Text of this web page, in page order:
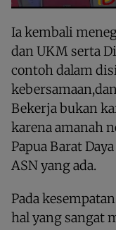
Ia kembali
dan UKM serta
contoh dalam
Bekerja bukan
karena amanah
Papua Barat
ASN yang ada.
Pada
hal yang sangat